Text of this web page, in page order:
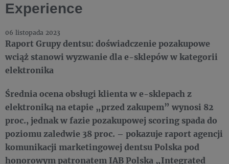
Experience
06 listopada 2023
Raport Grupy dentsu: doświadczenie pozakupowe
wciąż stanowi wyzwanie dla e-sklepów w kategorii
elektronika
Średnia ocena obsługi klienta w e-sklepach z
elektroniką na etapie „przed zakupem” wynosi 82
proc., jednak w fazie pozakupowej scoring spada do
poziomu zaledwie 38 proc. – pokazuje raport agencji
komunikacji marketingowej dentsu Polska pod
honorowym patronatem IAB Polska „Integrated